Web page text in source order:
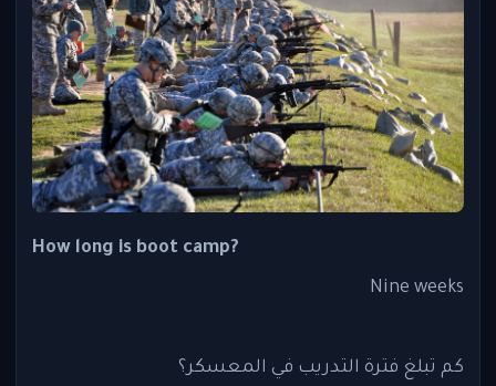
How long is boot camp?
Nine weeks
كم تبلغ فترة التدريب في المعسكر؟